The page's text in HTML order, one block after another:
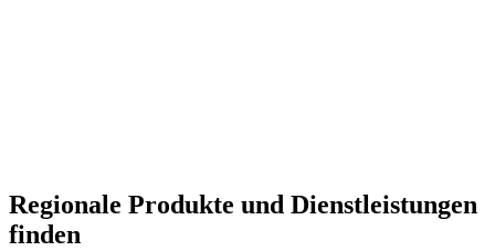
Regionale Produkte und Dienstleistungen
finden